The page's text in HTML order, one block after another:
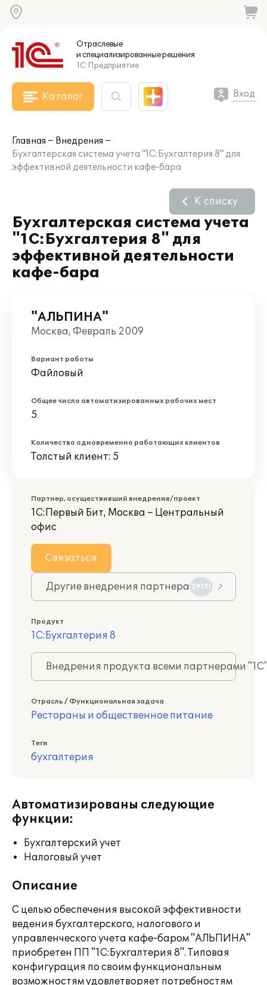
Отраслевые
и специализированныерешения
1С:Предприятие
Каталог Вход
Главная
Внедрения
Бухгалтерская система учета "1С:Бухгалтерия 8" для
эффективной деятельности кафе-бара
Бухгалтерская система учета
"1С:Бухгалтерия 8" для
эффективной деятельности
кафе-бара
К списку
"АЛЬПИНА"
Москва, Февраль 2009
Вариант работы
Файловый
Общее число автоматизированных рабочих мест
5
Количество одновременно работающих клиентов
Толстый клиент: 5
Партнер, осуществивший внедрение/проект
1С:Первый Бит, Москва – Центральный
офис
Связаться
Другие внедрения партнера 29151
Продукт
1С:Бухгалтерия 8
Внедрения продукта всеми партнерами
Отрасль / Функциональная задача
Рестораны и общественное питание
Теги
бухгалтерия
Автоматизированы следующие
функции:
Бухгалтерский учет
Налоговый учет
Описание
С целью обеспечения высокой эффективности
ведения бухгалтерского, налогового и
управленческого учета кафе-баром "АЛЬПИНА"
приобретен ПП "1С:Бухгалтерия 8". Типовая
конфигурация по своим функциональным
возможностям удовлетворяет потребностям